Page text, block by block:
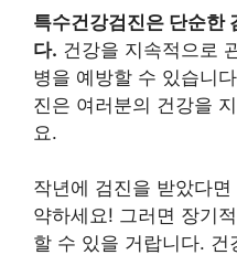
특수건강검진은 단순한
다. 건강을 지속적으로
병을 예방할 수 있습니
진은 여러분의 건강을
요.
작년에 검진을 받았다
약하세요! 그러면 장기
할 수 있을 거랍니다.